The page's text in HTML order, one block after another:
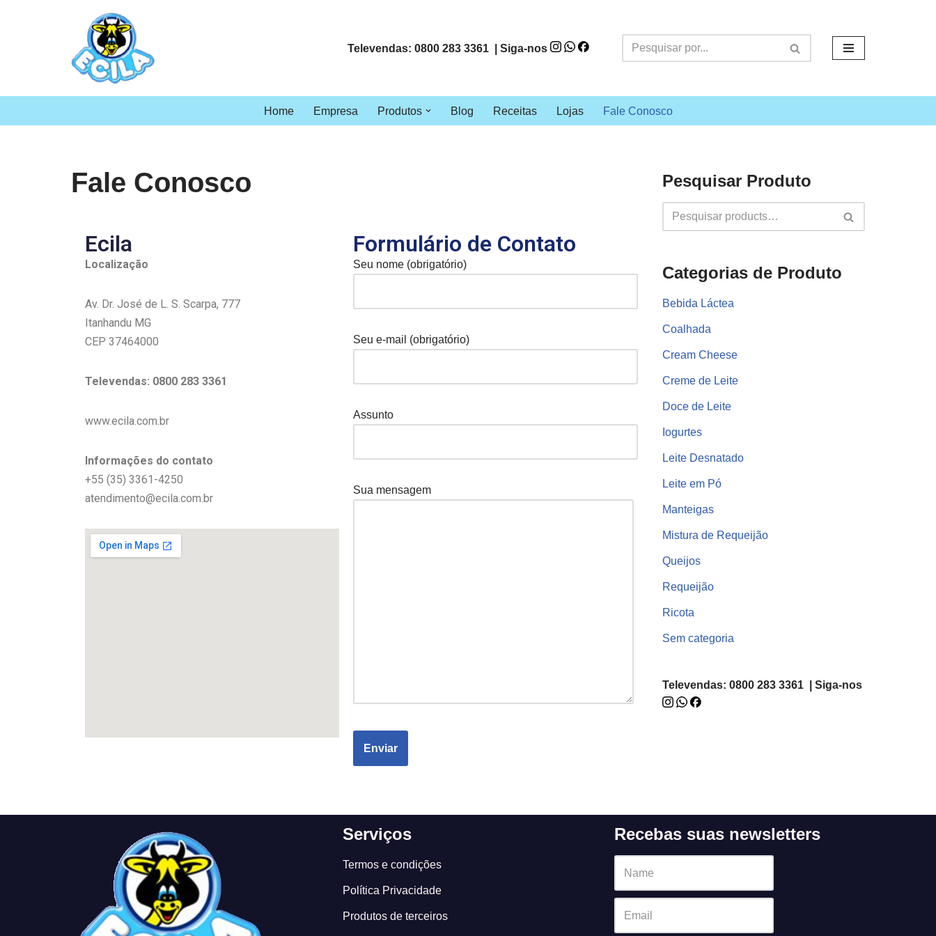
conteúdo
Televendas: 0800 283 3361 | Siga-nos
Home Empresa Produtos Blog Receitas Lojas Fale Conosco
Fale Conosco
Ecila
Localização
Av. Dr. José de L. S. Scarpa, 777
Itanhandu MG
CEP 37464000
Televendas: 0800 283 3361
www.ecila.com.br
Informações do contato
+55 (35) 3361-4250
atendimento@ecila.com.br
Formulário de Contato
Seu nome (obrigatório)
Seu e-mail (obrigatório)
Assunto
Sua mensagem
Pesquisar Produto
Categorias de Produto
Bebida Láctea
Coalhada
Cream Cheese
Creme de Leite
Doce de Leite
Iogurtes
Leite Desnatado
Leite em Pó
Manteigas
Mistura de Requeijão
Queijos
Requeijão
Ricota
Sem categoria
Televendas: 0800 283 3361 | Siga-nos
Serviços
Termos e condições
Política Privacidade
Produtos de terceiros
Recebas suas newsletters